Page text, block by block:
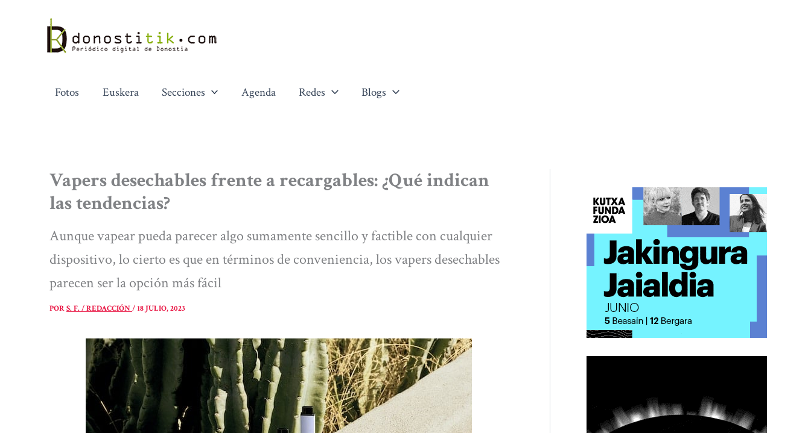
contenido
Fotos Euskera Secciones Agenda Redes Blogs
Vapers desechables frente a recargables: ¿Qué indican
las tendencias?
Aunque vapear pueda parecer algo sumamente sencillo y factible con cualquier
dispositivo, lo cierto es que en términos de conveniencia, los vapers desechables
parecen ser la opción más fácil
PORS. F. / REDACCIÓN/18 JULIO, 2023